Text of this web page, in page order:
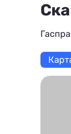
Гаспра